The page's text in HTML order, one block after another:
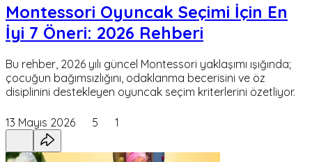
Montessori Oyuncak Seçimi İçin En
İyi 7 Öneri: 2026 Rehberi
Bu rehber, 2026 yılı güncel Montessori yaklaşımı ışığında;
çocuğun bağımsızlığını, odaklanma becerisini ve öz
disiplinini destekleyen oyuncak seçim kriterlerini özetliyor.
13 Mayıs 2026 5 1